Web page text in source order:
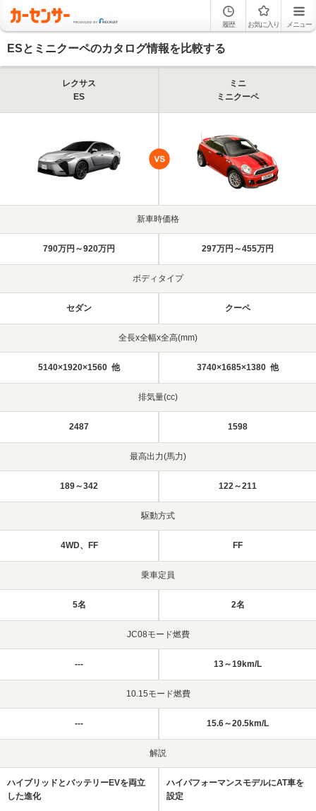
履歴 お気に入り メニュー
ESとミニクーペのカタログ情報を比較する
レクサス
ES
ミニ
ミニクーペ
新車時価格
790万円～920万円 297万円～455万円
ボディタイプ
セダン クーペ
全長x全幅x全高(mm)
5140×1920×1560 他 3740×1685×1380 他
排気量(cc)
2487 1598
最高出力(馬力)
189～342 122～211
駆動方式
4WD、FF FF
乗車定員
5名 2名
JC08モード燃費
--- 13～19km/L
10.15モード燃費
--- 15.6～20.5km/L
解説
ハイブリッドとバッテリーEVを両立
した進化
ハイパフォーマンスモデルにAT車を
設定